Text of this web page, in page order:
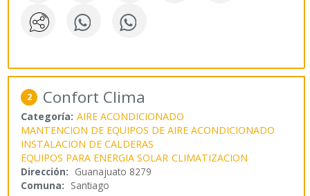
2 Confort Clima
Categoría: AIRE ACONDICIONADO
MANTENCION DE EQUIPOS DE AIRE ACONDICIONADO
INSTALACION DE CALDERAS
EQUIPOS PARA ENERGIA SOLAR CLIMATIZACION
Dirección: Guanajuato 8279
Comuna: Santiago